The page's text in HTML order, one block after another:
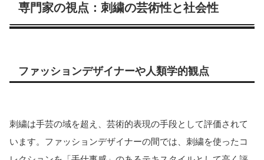
専門家の視点：刺繍の芸術性と社会性
ファッションデザイナーや人類学的観点
刺繍は手芸の域を超え、芸術的表現の手段として評価されて
います。ファッションデザイナーの間では、刺繍を使ったコ